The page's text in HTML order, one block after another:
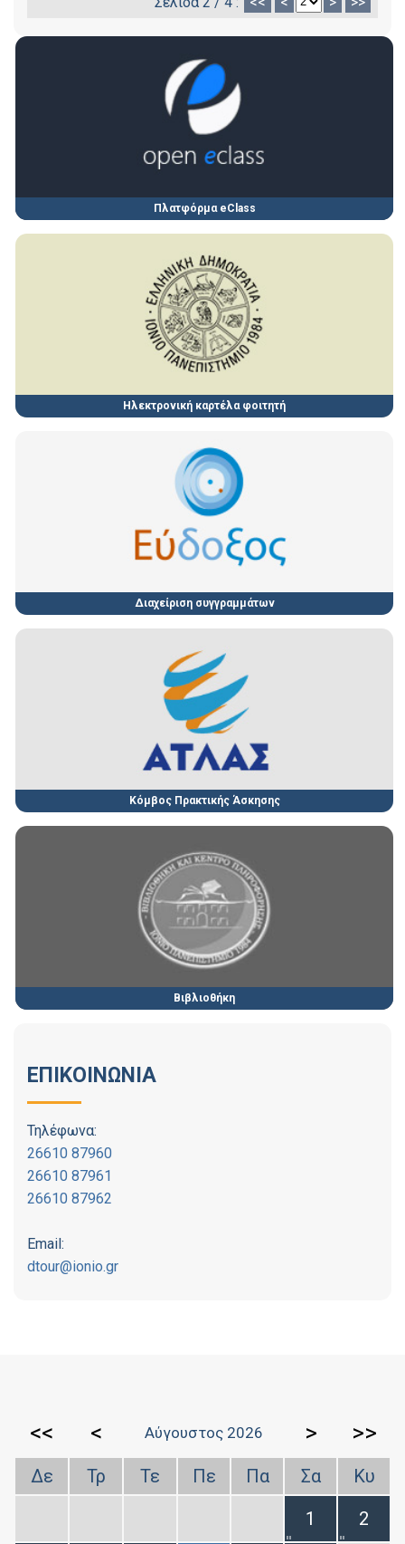
Πλατφόρμα eClass
Ηλεκτρονική καρτέλα φοιτητή
Διαχείριση συγγραμμάτων
Κόμβος Πρακτικής Άσκησης
Βιβλιοθήκη
ΕΠΙΚΟΙΝΩΝΙΑ
Τηλέφωνα:
26610 87960
26610 87961
26610 87962
Email:
dtour@ionio.gr
<< < Αύγουστος 2026 > >>
Δε Τρ Τε Πε Πα Σα
Κυ
1
2